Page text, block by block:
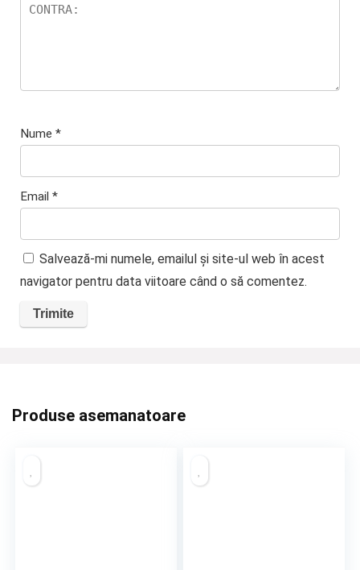
Nume *
Email *
Salvează-mi numele, emailul și site-ul web în acest
navigator pentru data viitoare când o să comentez.
Produse asemanatoare